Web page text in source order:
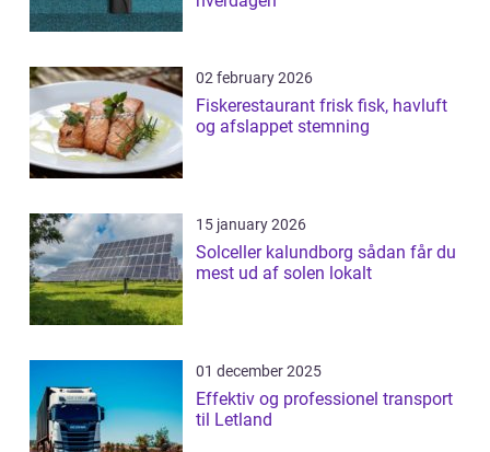
02 february 2026
Fiskerestaurant frisk fisk, havluft
og afslappet stemning
15 january 2026
Solceller kalundborg sådan får du
mest ud af solen lokalt
01 december 2025
Effektiv og professionel transport
til Letland